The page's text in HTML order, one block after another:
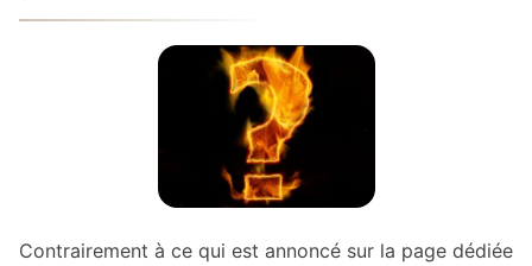
Contrairement à ce qui est annoncé sur la page dédiée